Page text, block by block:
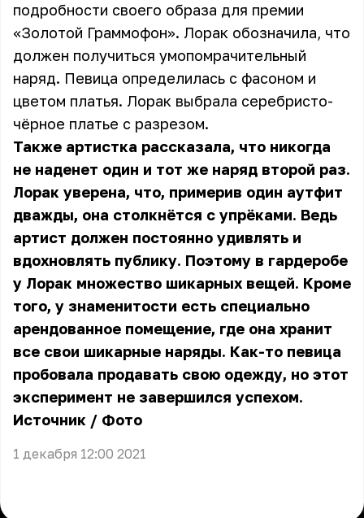
подробности своего образа для премии
«Золотой Граммофон». Лорак обозначила, что
должен получиться умопомрачительный
наряд. Певица определилась с фасоном и
цветом платья. Лорак выбрала серебристо-
чёрное платье с разрезом.
Также артистка рассказала, что никогда
не наденет один и тот же наряд второй раз.
Лорак уверена, что, примерив один аутфит
дважды, она столкнётся с упрёками. Ведь
артист должен постоянно удивлять и
вдохновлять публику. Поэтому в гардеробе
у Лорак множество шикарных вещей. Кроме
того, у знаменитости есть специально
арендованное помещение, где она хранит
все свои шикарные наряды. Как-то певица
пробовала продавать свою одежду, но этот
эксперимент не завершился успехом.
Источник / Фото
1 декабря 12:00 2021